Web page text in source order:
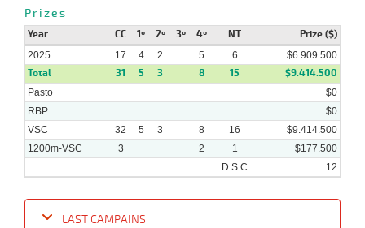
Prizes
Year CC 1º 2º 3º 4º NT Prize ($)
2025 17 4 2 5 6 $6.909.500
Total 31 5 3 8 15 $9.414.500
Pasto
$0
RBP
$0
VSC
32 5 3 8 16
$9.414.500
1200m-VSC
3 2 1
$177.500
D.S.C
12
LAST CAMPAINS